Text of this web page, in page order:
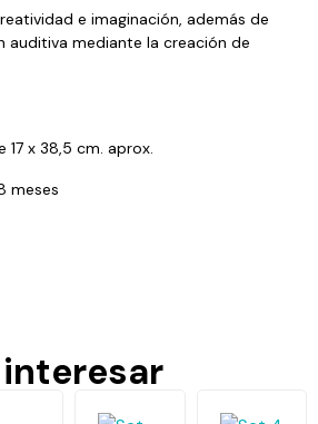
e imaginación, además de
auditiva mediante la creación de
17 x 38,5 cm. aprox.
meses